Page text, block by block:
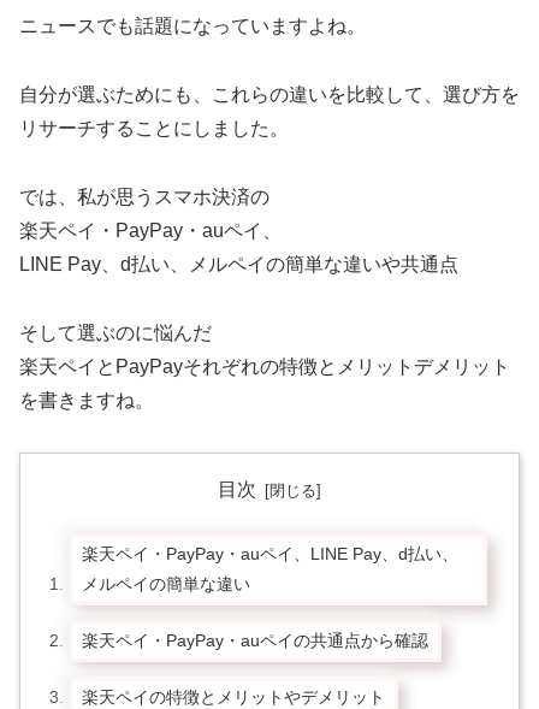
ニュースでも話題になっていますよね。
自分が選ぶためにも、これらの違いを比較して、選び方を
リサーチすることにしました。
では、私が思うスマホ決済の
楽天ペイ・PayPay・auペイ、
LINE Pay、d払い、メルペイの簡単な違いや共通点
そして選ぶのに悩んだ
楽天ペイとPayPayそれぞれの特徴とメリットデメリット
を書きますね。
目次
楽天ペイ・PayPay・auペイ、LINE Pay、d払い、
メルペイの簡単な違い
楽天ペイ・PayPay・auペイの共通点から確認
楽天ペイの特徴とメリットやデメリット